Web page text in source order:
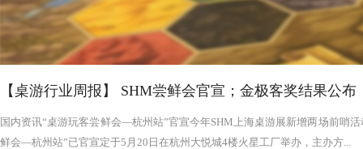
实现的艰巨挑战。大家有机会确实值得尝试！
【桌游行业周报】 SHM尝鲜会官宣；金极客奖结果公布
国内资讯“桌游玩客尝鲜会—杭州站”官宣今年SHM上海桌游展新增两场前哨
鲜会—杭州站”已官宣定于5月20日在杭州大悦城4楼火星工厂举办，主办方...